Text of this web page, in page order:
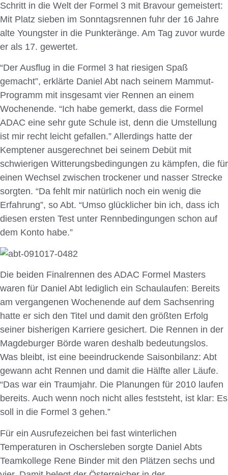
Schritt in die Welt der Formel 3 mit Bravour gemeistert:
Mit Platz sieben im Sonntagsrennen fuhr der 16 Jahre
alte Youngster in die Punkteränge. Am Tag zuvor wurde
er als 17. gewertet.
“Der Ausflug in die Formel 3 hat riesigen Spaß
gemacht”, erklärte Daniel Abt nach seinem Mammut-
Programm mit insgesamt vier Rennen an einem
Wochenende. “Ich habe gemerkt, dass die Formel
ADAC eine sehr gute Schule ist, denn die Umstellung
ist mir recht leicht gefallen.” Allerdings hatte der
Kemptener ausgerechnet bei seinem Debüt mit
schwierigen Witterungsbedingungen zu kämpfen, die für
einen Wechsel zwischen trockener und nasser Strecke
sorgten. “Da fehlt mir natürlich noch ein wenig die
Erfahrung”, so Abt. “Umso glücklicher bin ich, dass ich
diesen ersten Test unter Rennbedingungen schon auf
dem Konto habe.”
Die beiden Finalrennen des ADAC Formel Masters
waren für Daniel Abt lediglich ein Schaulaufen: Bereits
am vergangenen Wochenende auf dem Sachsenring
hatte er sich den Titel und damit den größten Erfolg
seiner bisherigen Karriere gesichert. Die Rennen in der
Magdeburger Börde waren deshalb bedeutungslos.
Was bleibt, ist eine beeindruckende Saisonbilanz: Abt
gewann acht Rennen und damit die Hälfte aller Läufe.
“Das war ein Traumjahr. Die Planungen für 2010 laufen
bereits. Auch wenn noch nicht alles feststeht, ist klar: Es
soll in die Formel 3 gehen.”
Für ein Ausrufezeichen bei fast winterlichen
Temperaturen in Oschersleben sorgte Daniel Abts
Teamkollege Rene Binder mit den Plätzen sechs und